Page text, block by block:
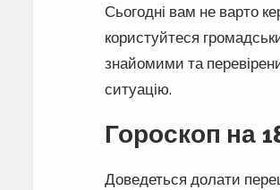
Сьогодні вам не варто
користуйтеся
знайомими та
ситуацію.
Гороскоп на
Доведеться долати